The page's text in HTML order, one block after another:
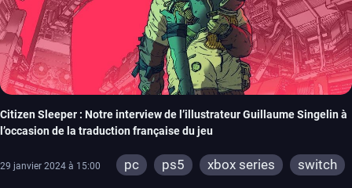
Citizen Sleeper : Notre interview de l’illustrateur Guillaume Singelin à
l’occasion de la traduction française du jeu
29 janvier 2024 à 15:00 pc ps5 xbox series
switch